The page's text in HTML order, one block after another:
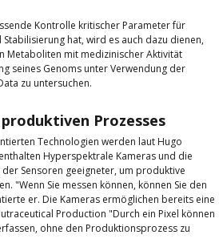
Kontrolle kritischer Parameter für
hat, wird es auch dazu dienen,
Metaboliten mit medizinischer Aktivität
seines Genoms unter Verwendung der
zu untersuchen.
Prozesses
Technologien werden laut Hugo
Hyperspektrale Kameras und die
der Sensoren geeigneter, um produktive
"Wenn Sie messen können, können Sie den
er. Die Kameras ermöglichen bereits eine
Production "Durch ein Pixel können
ohne den Produktionsprozess zu